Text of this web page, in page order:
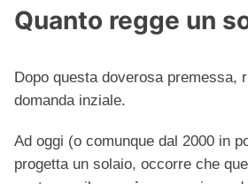
Quanto regge un
Dopo questa doverosa premessa,
domanda inziale.
Ad oggi (o comunque dal 2000 in
progetta un solaio, occorre che